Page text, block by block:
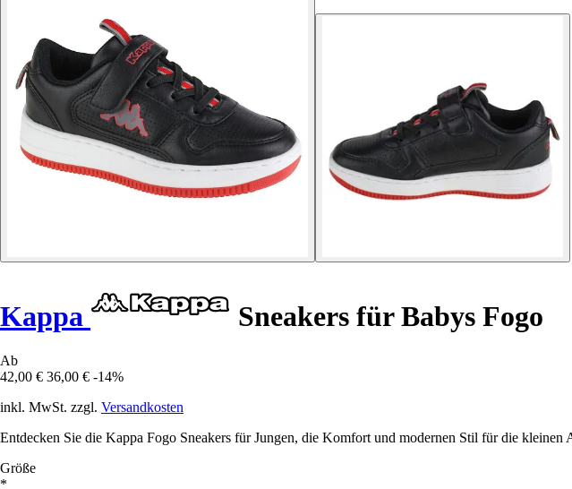
Kappa Sneakers für Babys Fogo
Ab
42,00 € 36,00 € -14%
inkl. MwSt. zzgl. Versandkosten
Entdecken Sie die Kappa Fogo Sneakers für Jungen, die Komfort und modernen Stil für die kleinen
Größe
*